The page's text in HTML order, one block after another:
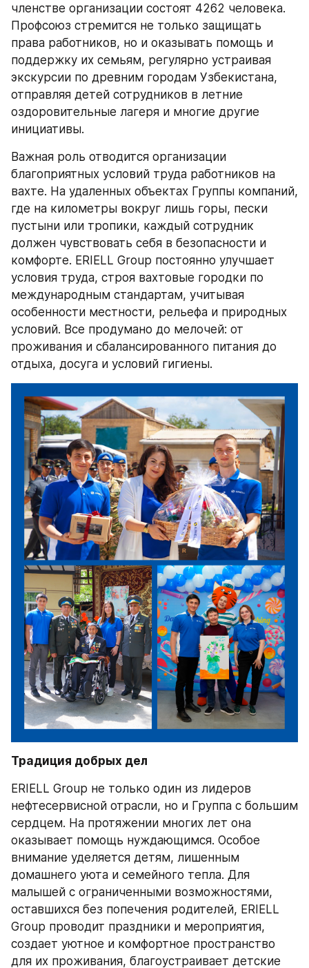
членстве организации состоят 4262 человека.
Профсоюз стремится не только защищать
права работников, но и оказывать помощь и
поддержку их семьям, регулярно устраивая
экскурсии по древним городам Узбекистана,
отправляя детей сотрудников в летние
оздоровительные лагеря и многие другие
инициативы.
Важная роль отводится организации
благоприятных условий труда работников на
вахте. На удаленных объектах Группы компаний,
где на километры вокруг лишь горы, пески
пустыни или тропики, каждый сотрудник
должен чувствовать себя в безопасности и
комфорте. ERIELL Group постоянно улучшает
условия труда, строя вахтовые городки по
международным стандартам, учитывая
особенности местности, рельефа и природных
условий. Все продумано до мелочей: от
проживания и сбалансированного питания до
отдыха, досуга и условий гигиены.
Традиция добрых дел
ERIELL Group не только один из лидеров
нефтесервисной отрасли, но и Группа с большим
сердцем. На протяжении многих лет она
оказывает помощь нуждающимся. Особое
внимание уделяется детям, лишенным
домашнего уюта и семейного тепла. Для
малышей с ограниченными возможностями,
оставшихся без попечения родителей, ERIELL
Group проводит праздники и мероприятия,
создает уютное и комфортное пространство
для их проживания, благоустраивает детские